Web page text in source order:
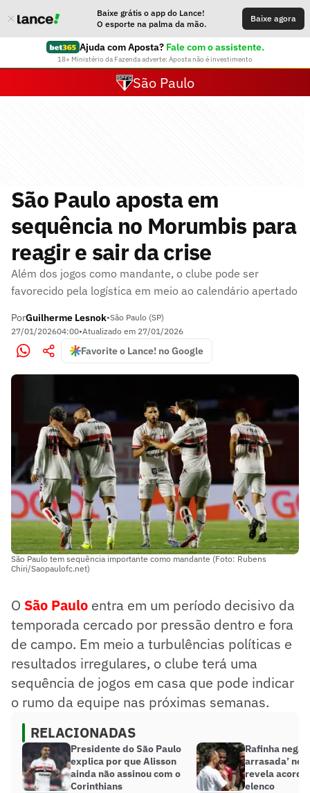
Baixe grátis o app do Lance!
O esporte na palma da mão.
Baixe agora
Ajuda com Aposta? Fale com o assistente.
18+ Ministério da Fazenda adverte: Aposta não é investimento
São Paulo
São Paulo aposta em
sequência no Morumbis para
reagir e sair da crise
Além dos jogos como mandante, o clube pode ser
favorecido pela logística em meio ao calendário apertado
PorGuilherme Lesnok•São Paulo (SP)
27/01/202604:00•Atualizado em 27/01/2026
Favorite o Lance! no Google
São Paulo tem sequência importante como mandante (Foto: Rubens
Chiri/Saopaulofc.net)
O São Paulo entra em um período decisivo da
temporada cercado por pressão dentro e fora
de campo. Em meio a turbulências políticas e
resultados irregulares, o clube terá uma
sequência de jogos em casa que pode indicar
o rumo da equipe nas próximas semanas.
RELACIONADAS
Presidente do São Paulo
explica por que Alisson
ainda não assinou com o
Corinthians
Rafinha nega
arrasada’ no
revela acordo
elenco